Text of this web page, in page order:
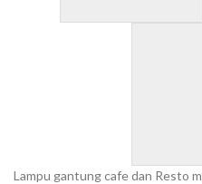
Lampu gantung cafe dan Resto